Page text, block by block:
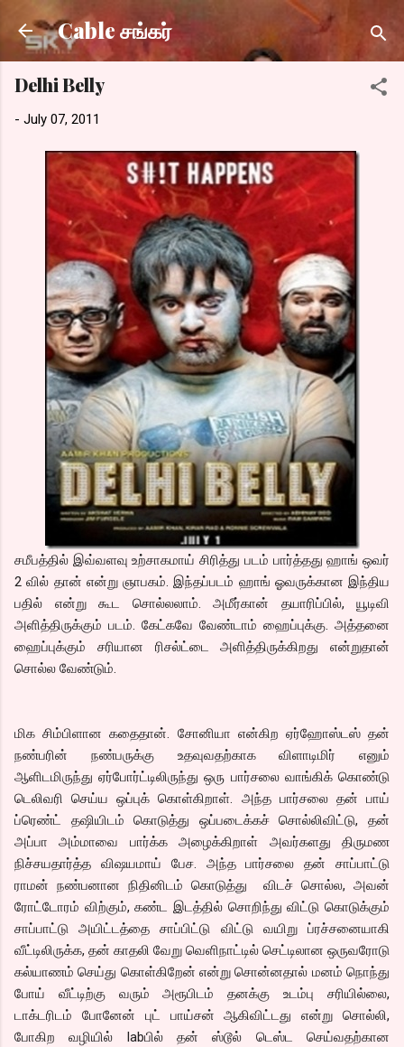
Skip to main content
Cable சங்கர்
Delhi Belly
- July 07, 2011
சமீபத்தில் இவ்வளவு உற்சாகமாய் சிரித்து படம் பார்த்தது ஹாங் ஒவர்
2 வில் தான் என்று ஞாபகம். இந்தப்படம் ஹாங் ஓவருக்கான இந்திய
பதில் என்று கூட சொல்லலாம். அமீர்கான் தயாரிப்பில், யூடிவி
அளித்திருக்கும் படம். கேட்கவே வேண்டாம் ஹைப்புக்கு. அத்தனை
ஹைப்புக்கும் சரியான ரிசல்ட்டை அளித்திருக்கிறது என்றுதான்
சொல்ல வேண்டும்.
மிக சிம்பிளான கதைதான். சோனியா என்கிற ஏர்ஹோஸ்டஸ் தன்
நண்பரின் நண்பருக்கு உதவுவதற்காக விளாடிமிர் எனும்
ஆளிடமிருந்து ஏர்போர்ட்டிலிருந்து ஒரு பார்சலை வாங்கிக் கொண்டு
டெலிவரி செய்ய ஒப்புக் கொள்கிறாள். அந்த பார்சலை தன் பாய்
ப்ரெண்ட் தஷியிடம் கொடுத்து ஒப்படைக்கச் சொல்லிவிட்டு, தன்
அப்பா அம்மாவை பார்க்க அழைக்கிறாள் அவர்களது திருமண
நிச்சயதார்த்த விஷயமாய் பேச. அந்த பார்சலை தன் சாப்பாட்டு
ராமன் நண்பனான நிதினிடம் கொடுத்து விடச் சொல்ல, அவன்
ரோட்டோரம் விற்கும், கண்ட இடத்தில் சொறிந்து விட்டு கொடுக்கும்
சாப்பாட்டு அயிட்டத்தை சாப்பிட்டு விட்டு வயிறு ப்ரச்சனையாகி
வீட்டிலிருக்க, தன் காதலி வேறு வெளிநாட்டில் செட்டிலான ஒருவரோடு
கல்யாணம் செய்து கொள்கிறேன் என்று சொன்னதால் மனம் நொந்து
போய் வீட்டிற்கு வரும் அரூபிடம் தனக்கு உடம்பு சரியில்லை,
டாக்டரிடம் போனேன் புட் பாய்சன் ஆகிவிட்டது என்று சொல்லி,
போகிற வழியில் labபில் தன் ஸ்டூல் டெஸ்ட செய்வதற்கான